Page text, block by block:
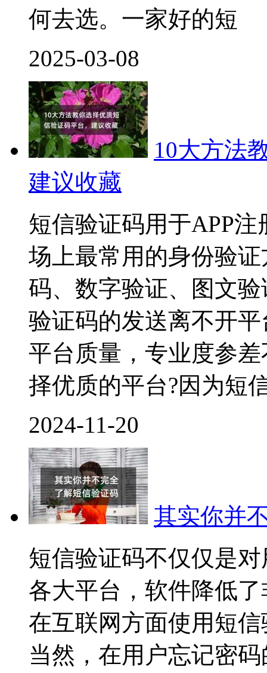
何去选。一家好的短
2025-03-08
10大方法
建议收藏
短信验证码用于APP
场上最常用的身份验
码、数字验证、图文
验证码的发送离不开
平台质量，专业度参
择优质的平台?因为短
2024-11-20
其实你并
短信验证码不仅仅是
各大平台，软件降低
在互联网方面使用短
当然，在用户忘记密